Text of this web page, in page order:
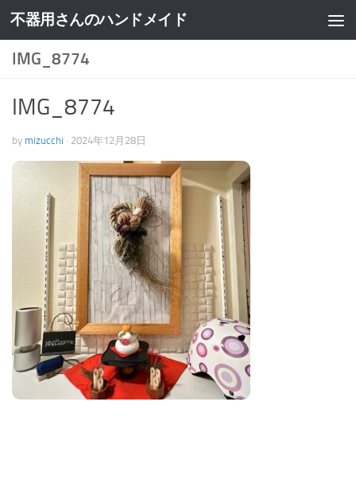
不器用さんのハンドメイド
IMG_8774
IMG_8774
by mizucchi · 2024年12月28日